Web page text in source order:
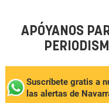
APÓYANOS
Suscríbete gratis a
las alertas de